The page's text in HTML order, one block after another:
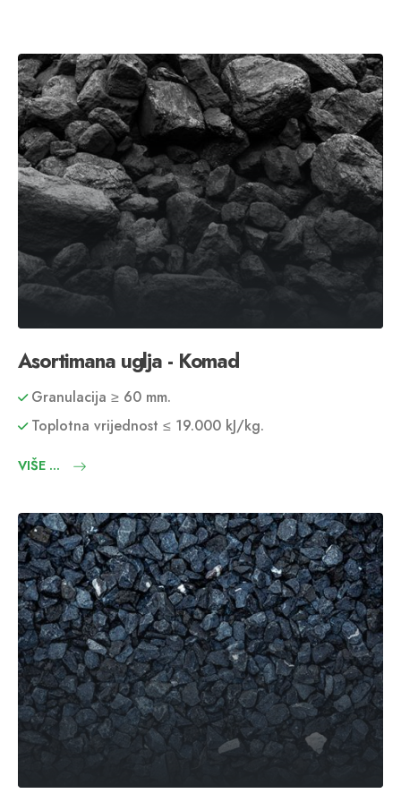
Asortimana uglja - Komad
Granulacija ≥ 60 mm.
Toplotna vrijednost ≤ 19.000 kJ/kg.
VIŠE ...